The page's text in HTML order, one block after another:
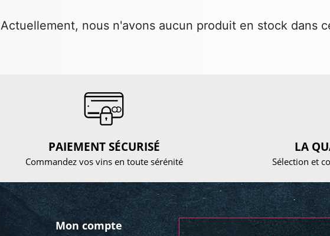
Actuellement, nous n'avons aucun produit en stock dans
PAIEMENT SÉCURISÉ
Commandez vos vins en toute sérénité
LA
Sélection et
Mon compte